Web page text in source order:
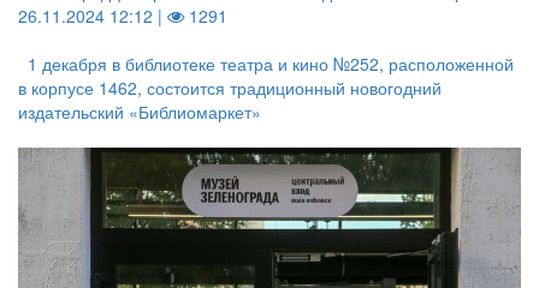
26.11.2024 12:12 |
1291
1 декабря в библиотеке театра и кино №252, расположенной
в корпусе 1462, состоится традиционный новогодний
издательский «Библиомаркет»